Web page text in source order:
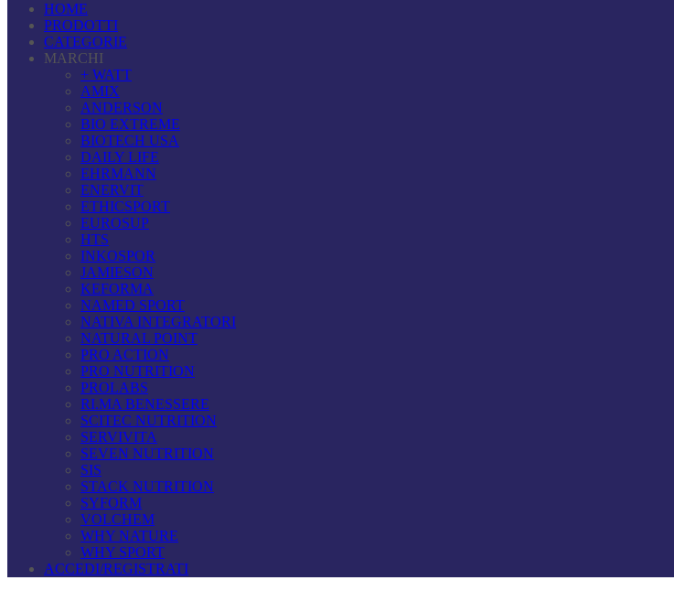
HOME
PRODOTTI
CATEGORIE
MARCHI
+ WATT
AMIX
ANDERSON
BIO EXTREME
BIOTECH USA
DAILY LIFE
EHRMANN
ENERVIT
ETHICSPORT
EUROSUP
HTS
INKOSPOR
JAMIESON
KEFORMA
NAMED SPORT
NATIVA INTEGRATORI
NATURAL POINT
PRO ACTION
PRO NUTRITION
PROLABS
RI.MA BENESSERE
SCITEC NUTRITION
SERVIVITA
SEVEN NUTRITION
SIS
STACK NUTRITION
SYFORM
VOLCHEM
WHY NATURE
WHY SPORT
ACCEDI/REGISTRATI